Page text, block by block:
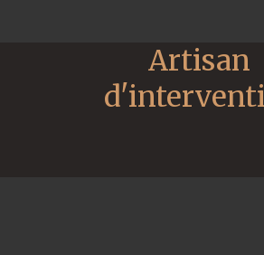
Artisan